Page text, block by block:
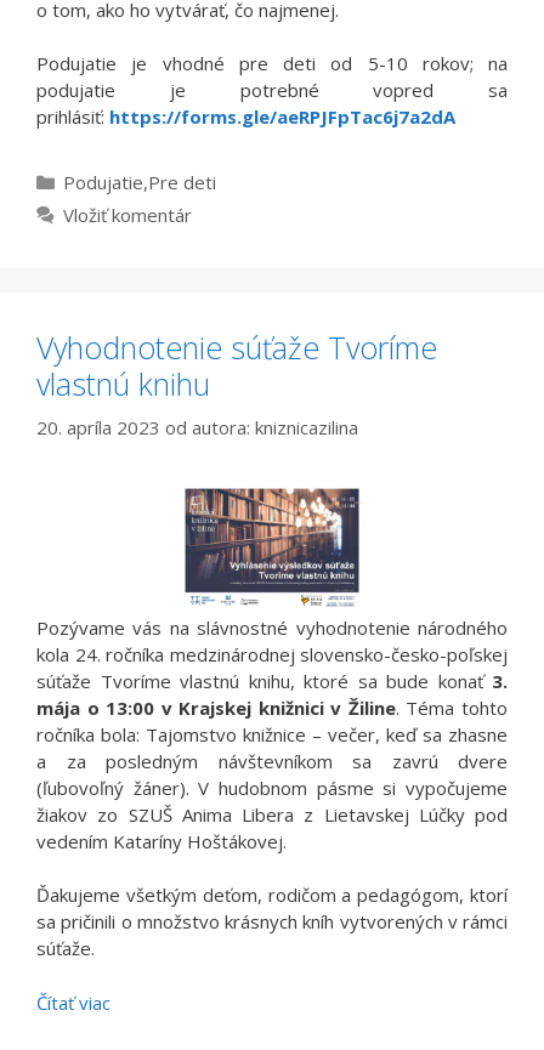
o tom, ako ho vytvárať, čo najmenej.
Podujatie je vhodné pre deti od 5-10 rokov; na
podujatie je potrebné vopred sa
prihlásiť: https://forms.gle/aeRPJFpTac6j7a2dA
Kategórie
Podujatie,Pre deti
Vložiť komentár
Vyhodnotenie súťaže Tvoríme
vlastnú knihu
20. apríla 2023 od autora: kniznicazilina
Pozývame vás na slávnostné vyhodnotenie národného
kola 24. ročníka medzinárodnej slovensko-česko-poľskej
súťaže Tvoríme vlastnú knihu, ktoré sa bude konať 3.
mája o 13:00 v Krajskej knižnici v Žiline. Téma tohto
ročníka bola: Tajomstvo knižnice – večer, keď sa zhasne
a za posledným návštevníkom sa zavrú dvere
(ľubovoľný žáner). V hudobnom pásme si vypočujeme
žiakov zo SZUŠ Anima Libera z Lietavskej Lúčky pod
vedením Kataríny Hoštákovej.
Ďakujeme všetkým deťom, rodičom a pedagógom, ktorí
sa pričinili o množstvo krásnych kníh vytvorených v rámci
súťaže.
Čítať viac